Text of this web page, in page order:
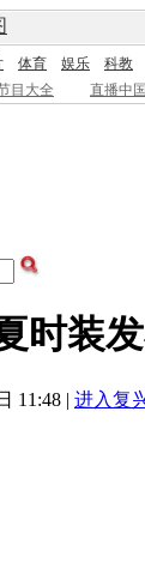
体育 娱乐 科教
目大全 直播中国
时装
11:48 | 进入复